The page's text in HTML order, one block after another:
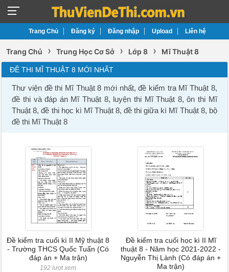
Trang Chủ Đăng ký Đăng nhập Upload Liên hệ
Trang Chủ › Trung Học Cơ Sở › Lớp 8 › Mĩ Thuật 8
ĐỀ THI MĨ THUẬT 8 MỚI NHẤT
Thư viện đề thi Mĩ Thuật 8 mới nhất, đề kiểm tra Mĩ Thuật 8,
đề thi và đáp án Mĩ Thuật 8, luyện thi Mĩ Thuật 8, ôn thi Mĩ
Thuật 8, đề thi học kì Mĩ Thuật 8, đề thi giữa kì Mĩ Thuật 8, bộ
đề thi Mĩ Thuật 8
Đề kiểm tra cuối kì II Mỹ thuật 8
- Trường THCS Quốc Tuấn (Có
đáp án + Ma trận)
192 lượt xem
Đề kiểm tra cuối học kì II Mĩ
thuật 8 - Năm học 2021-2022 -
Nguyễn Thị Lành (Có đáp án +
Ma trận)